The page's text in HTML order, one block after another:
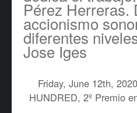
Pérez Herreras.
accionismo
diferentes
Jose Iges
Friday, June 12th, 2020
HUNDRED, 2º Premio